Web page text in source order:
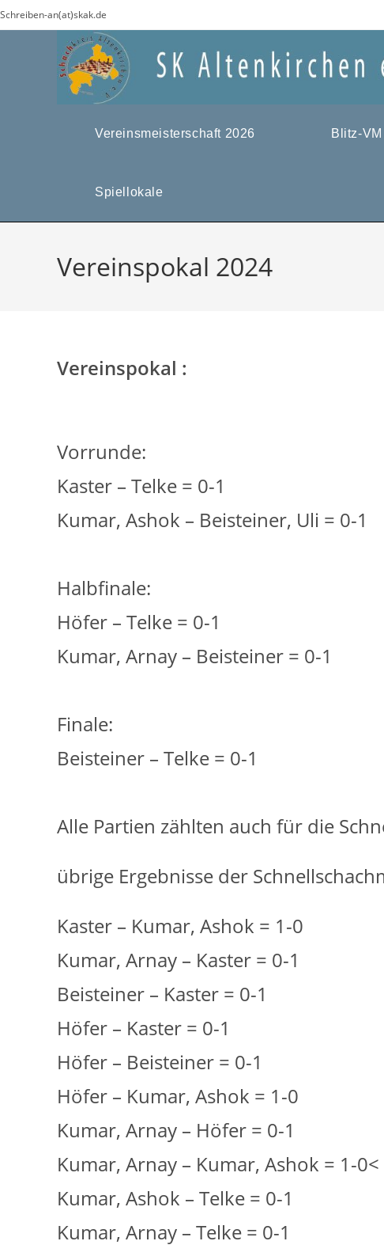
Zum
Inhalt
Schreiben-an(at)skak.de
Vereinsmeisterschaft 2026 Blitz-
Spiellokale
Vereinspokal 2024
Vereinspokal :
Vorrunde:
Kaster – Telke = 0-1
Kumar, Ashok – Beisteiner, Uli = 0-1
Halbfinale:
Höfer – Telke = 0-1
Kumar, Arnay – Beisteiner = 0-1
Finale:
Beisteiner – Telke = 0-1
Alle Partien zählten auch für die
übrige Ergebnisse der
Kaster – Kumar, Ashok = 1-0
Kumar, Arnay – Kaster = 0-1
Beisteiner – Kaster = 0-1
Höfer – Kaster = 0-1
Höfer – Beisteiner = 0-1
Höfer – Kumar, Ashok = 1-0
Kumar, Arnay – Höfer = 0-1
Kumar, Arnay – Kumar, Ashok = 1-0<
Kumar, Ashok – Telke = 0-1
Kumar, Arnay – Telke = 0-1